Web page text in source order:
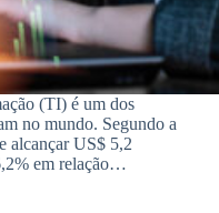
(TI) é um dos
no mundo. Segundo a
alcançar US$ 5,2
em relação…